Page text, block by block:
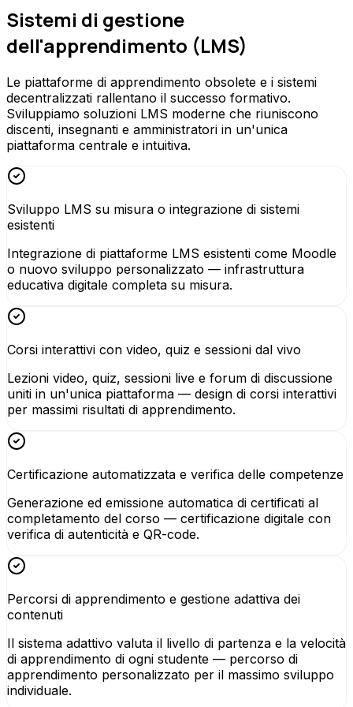
Sistemi di gestione
dell'apprendimento (LMS)
Le piattaforme di apprendimento obsolete e i sistemi
decentralizzati rallentano il successo formativo.
Sviluppiamo soluzioni LMS moderne che riuniscono
discenti, insegnanti e amministratori in un'unica
piattaforma centrale e intuitiva.
Sviluppo LMS su misura o integrazione di sistemi
esistenti
Integrazione di piattaforme LMS esistenti come Moodle
o nuovo sviluppo personalizzato — infrastruttura
educativa digitale completa su misura.
Corsi interattivi con video, quiz e sessioni dal vivo
Lezioni video, quiz, sessioni live e forum di discussione
uniti in un'unica piattaforma — design di corsi interattivi
per massimi risultati di apprendimento.
Certificazione automatizzata e verifica delle competenze
Generazione ed emissione automatica di certificati al
completamento del corso — certificazione digitale con
verifica di autenticità e QR-code.
Percorsi di apprendimento e gestione adattiva dei
contenuti
Il sistema adattivo valuta il livello di partenza e la velocità
di apprendimento di ogni studente — percorso di
apprendimento personalizzato per il massimo sviluppo
individuale.